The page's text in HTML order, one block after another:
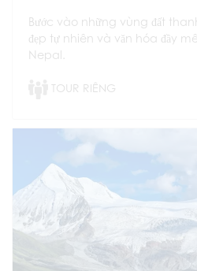
Bước vào những vùng đất
đẹp tự nhiên và văn hóa đầy
Nepal.
TOUR RIÊNG